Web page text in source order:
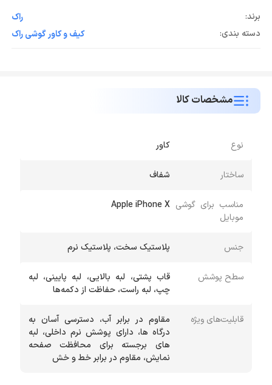
برند:
راک
دسته بندی:
کیف و کاور گوشی راک
مشخصات کالا
نوع کاور
ساختار شفاف
مناسب برای گوشی
موبایل
Apple iPhone X
جنس پلاستیک سخت، پلاستیک نرم
سطح پوشش
قاب پشتی، لبه بالایی، لبه پایینی، لبه
چپ، لبه راست، حفاظت از دکمه‌ها
قابلیت‌های ویژه
مقاوم در برابر آب، دسترسی آسان به
درگاه ها، دارای پوشش نرم داخلی، لبه
های برجسته برای محافظت صفحه
نمایش، مقاوم در برابر خط و خش